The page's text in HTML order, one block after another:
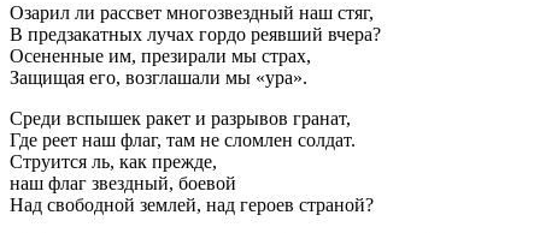
Озарил ли рассвет многозвездный наш стяг,
В предзакатных лучах гордо реявший вчера?
Осененные им, презирали мы страх,
Защищая его, возглашали мы «ура».
Среди вспышек ракет и разрывов гранат,
Где реет наш флаг, там не сломлен солдат.
Струится ль, как прежде,
наш флаг звездный, боевой
Над свободной землей, над героев страной?